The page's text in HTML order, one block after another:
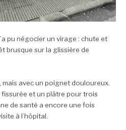
pu négocier un virage : chute et
brusque sur la glissière de
mais avec un poignet douloureux.
fissurée et un plâtre pour trois
de santé a encore une fois
à l’hôpital.